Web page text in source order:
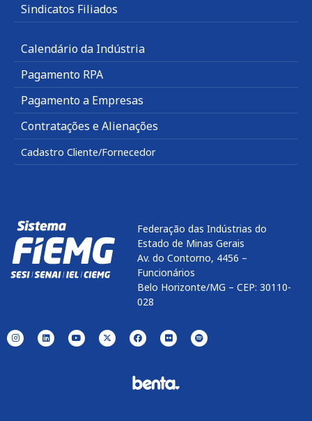
Sindicatos Filiados
Calendário da Indústria
Pagamento RPA
Pagamento a Empresas
Contratações e Alienações
Cadastro Cliente/Fornecedor
Federação das Indústrias do
Estado de Minas Gerais
Av. do Contorno, 4456 –
Funcionários
Belo Horizonte/MG – CEP: 30110-
028